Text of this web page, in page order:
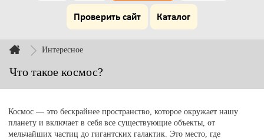
Проверить сайт Каталог
Интересное
Что такое космос?
Космос — это бескрайнее пространство, которое окружает нашу
планету и включает в себя все существующие объекты, от
мельчайших частиц до гигантских галактик. Это место, где